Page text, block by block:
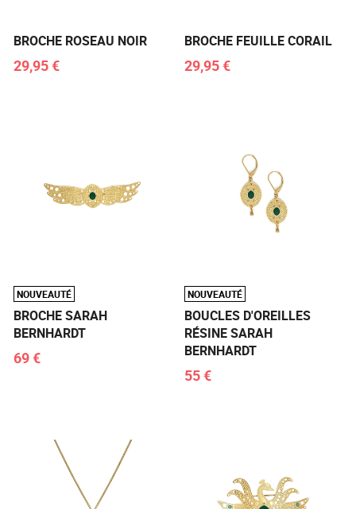
BROCHE ROSEAU NOIR
29,95 €
BROCHE FEUILLE CORAIL
29,95 €
NOUVEAUTÉ
BROCHE SARAH
BERNHARDT
69 €
NOUVEAUTÉ
BOUCLES D'OREILLES
RÉSINE SARAH
BERNHARDT
55 €